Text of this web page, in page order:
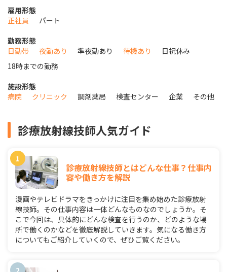
雇用形態
正社員
パート
勤務形態
日勤帯
夜勤あり 準夜勤あり 待機あり
日祝休み
18時までの勤務
施設形態
病院
クリニック 調剤薬局 検査センター 企業 その他
診療放射線技師人気ガイド
診療放射線技師とはどんな仕事？仕事内
容や働き方を解説
漫画やテレビドラマをきっかけに注目を集め始めた診療放射
線技師。その仕事内容は一体どんなものなのでしょうか。そ
こで今回は、具体的にどんな検査を行うのか、どのような場
所で働くのかなどを徹底解説していきます。気になる働き方
についてもご紹介していくので、ぜひご覧ください。